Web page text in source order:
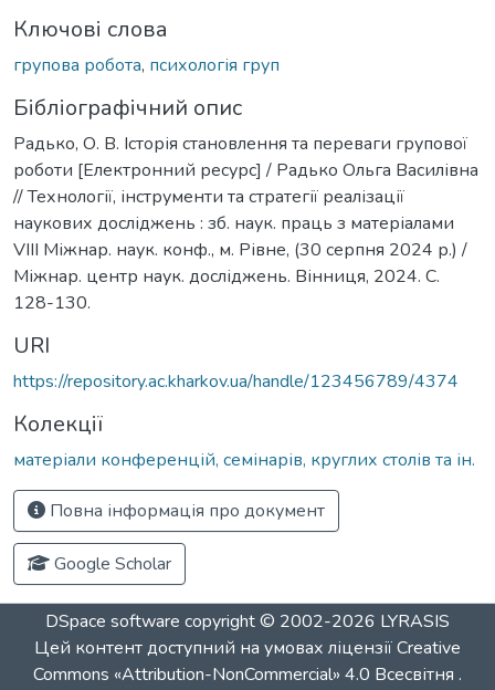
Ключові слова
групова робота, психологія груп
Бібліографічний опис
Радько, О. В. Історія становлення та переваги групової
роботи [Електронний ресурс] / Радько Ольга Василівна
// Технології, інструменти та стратегії реалізації
наукових досліджень : зб. наук. праць з матеріалами
VIII Міжнар. наук. конф., м. Рівне, (30 серпня 2024 р.) /
Міжнар. центр наук. досліджень. Вінниця, 2024. С.
128-130.
URI
https://repository.ac.kharkov.ua/handle/123456789/4374
Колекції
матеріали конференцій, семінарів, круглих столів та ін.
Повна інформація про документ
Google Scholar
DSpace software copyright © 2002-2026 LYRASIS
Цей контент доступний на умовах ліцензіїCreative
Commons «Attribution-NonCommercial» 4.0 Всесвітня .